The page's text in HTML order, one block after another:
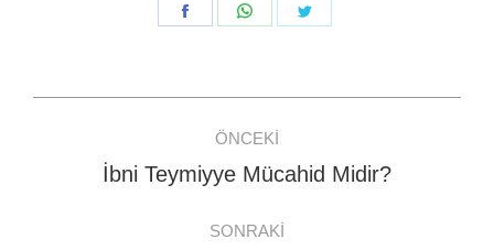
Share
Share
navigation
ÖNCEKI
Previous
İbni Teymiyye Mücahid Midir?
SONRAKI